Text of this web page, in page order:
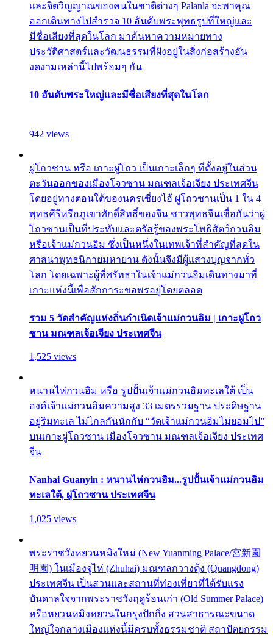
และจิตวิญญาณของคนในชาติต่างๆ Palanla จะพาคุณ
ออกเดินทางไปสำรวจ 10 อันดับพระพุทธรูปที่ใหญ่และ
มีชื่อเสียงที่สุดในโลก มาค้นหาความหมายทาง
ประวัติศาสตร์และวัฒนธรรมที่ฝังอยู่ในสิ่งก่อสร้างอัน
งดงามเหล่านี้ไปพร้อมๆ กัน
10 อันดับพระใหญ่และมีชื่อเสียงที่สุดในโลก
942 views
ผู่โถวซาน หรือ เกาะผู่โถว เป็นเกาะเล็กๆ ที่ตั้งอยู่ในส่วน
ตะวันออกของเมืองโจวซาน มณฑลเจ้อเจียง ประเทศจีน
โดยอยู่ทางตอนใต้ของนครเซี่ยงไฮ้ ผู่โถวซานเป็น 1 ใน 4
พุทธคีรีหรือภูเขาศักดิ์สิทธิ์ของจีน ชาวพุทธจีนเชื่อกันว่าผู่
โถวซานเป็นที่ประทับและตรัสรู้ของพระโพธิสัตว์กวนอิม
หรือเจ้าแม่กวนอิม ซึ่งเป็นหนึ่งในเทพเจ้าที่สำคัญที่สุดใน
ศาสนาพุทธนิกายมหายาน ดังนั้นจึงมีผู้แสวงบุญจากทั่ว
โลก โดยเฉพาะผู้ที่ศรัทธาในเจ้าแม่กวนอิมเดินทางมาที่
เกาะแห่งนี้เพื่อสักการะขอพรอยู่โดยตลอด
รวม 5 วัดสำคัญแห่งถิ่นกำเนิดเจ้าแม่กวนอิม | เกาะผู่โถว
ซาน มณฑลเจ้อเจียง ประเทศจีน
1,525 views
หนานไห่กวนอิม หรือ รูปปั้นเจ้าแม่กวนอิมทะเลใต้ เป็น
องค์เจ้าแม่กวนอิมความสูง 33 เมตรรวมฐาน ประดิษฐาน
อยู่ริมทะเล ไม่ไกลกันนักกับ “วัดเจ้าแม่กวนอิมไม่ยอมไป”
บนเกาะผู่โถวซาน เมืองโจวซาน มณฑลเจ้อเจียง ประเทศ
จีน
Nanhai Guanyin : หนานไห่กวนอิม...รูปปั้นเจ้าแม่กวนอิม
ทะเลใต้, ผู่โถวซาน ประเทศจีน
1,025 views
พระราชวังหยวนหมิงใหม่ (New Yuanming Palace/宮新園
明園) ในเมืองจูไห่ (Zhuhai) มณฑลกวางตุ้ง (Quangdong)
ประเทศจีน เป็นสวนและสถานที่ท่องเที่ยวที่ได้รับแรง
บันดาลใจจากพระราชวังฤดูร้อนเก่า (Old Summer Palace)
หรือหยวนหมิงหยวนในกรุงปักกิ่ง สวนสาธารณะขนาด
ใหญ่ใจกลางเมืองแห่งนี้มีครบทั้งธรรมชาติ สถาปัตยกรรม